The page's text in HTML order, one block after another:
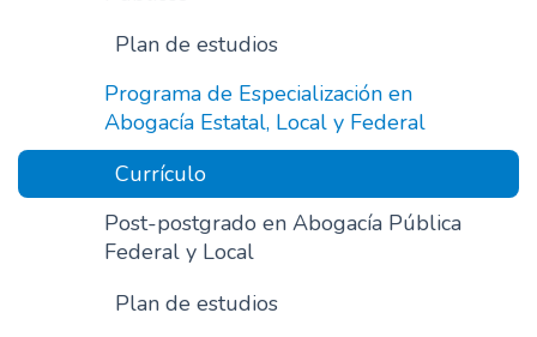
Plan de estudios
Programa de Especialización en
Abogacía Estatal, Local y Federal
Currículo
Post-postgrado en Abogacía Pública
Federal y Local
Plan de estudios